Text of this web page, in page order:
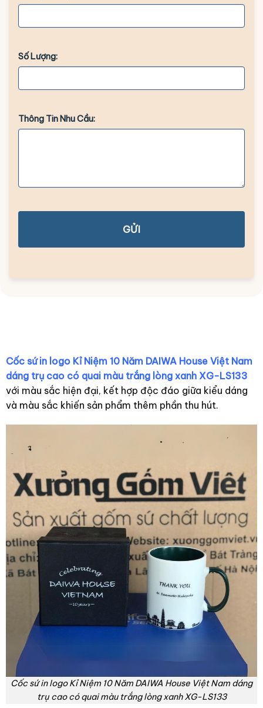
Số Lượng:
Thông Tin Nhu Cầu:
GỬI
Cốc sứ in logo Kỉ Niệm 10 Năm DAIWA House Việt Nam
dáng trụ cao có quai màu trắng lòng xanh XG-LS133
với màu sắc hiện đại, kết hợp độc đáo giữa kiểu dáng
và màu sắc khiến sản phẩm thêm phần thu hút.
Cốc sứ in logo Kỉ Niệm 10 Năm DAIWA House Việt Nam dáng
trụ cao có quai màu trắng lòng xanh XG-LS133